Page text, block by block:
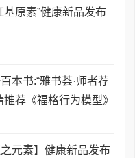
原素”健康新品发布
本书:“雅书荟·师者荐
荐《福格行为模型》
元素】健康新品发布